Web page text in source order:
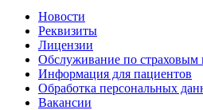
Новости
Реквизиты
Лицензии
Обслуживание по страховым
Информация для пациентов
Обработка персональных
Вакансии